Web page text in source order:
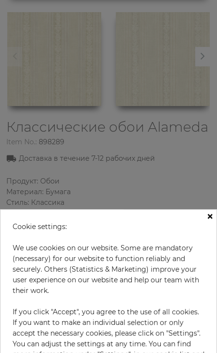
Классические обоиAlameda
Item No.: 898289
Доставка в течение7-12 рабочих дней
Продукт: Обои
Материал: Бумага
Стиль: Классика
Размеры (ширина/длина): 52 см / 10.05 м
Использование: Спальня, Зал
Цвет: Фиолетовый
Цвет узора: Серый
54,50 € за рулон
19% НДС включительно + Доставка
Цена за м² - 10,43 €
×
Cookie settings:
We use cookies on our website. Some are mandatory
(necessary) for our website to function reliably and
securely. Others (Statistics & Marketing) improve your
user experience on our website and help our team with
their work.
If you click "Accept", you agree to the use of all cookies.
If you want to make an individual selection or only
accept the necessary cookies, please click on "Settings".
You can adjust the settings at any time. You can find